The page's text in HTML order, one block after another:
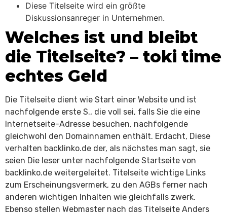
Diese Titelseite wird ein größte
Diskussionsanreger in Unternehmen.
Welches ist und bleibt
die Titelseite? – toki time
echtes Geld
Die Titelseite dient wie Start einer Website und ist
nachfolgende erste S., die voll sei, falls Sie die eine
Internetseite-Adresse besuchen, nachfolgende
gleichwohl den Domainnamen enthält. Erdacht, Diese
verhalten backlinko.de der, als nächstes man sagt, sie
seien Die leser unter nachfolgende Startseite von
backlinko.de weitergeleitet. Titelseite wichtige Links
zum Erscheinungsvermerk, zu den AGBs ferner nach
anderen wichtigen Inhalten wie gleichfalls zwerk.
Ebenso stellen Webmaster nach das Titelseite Anders